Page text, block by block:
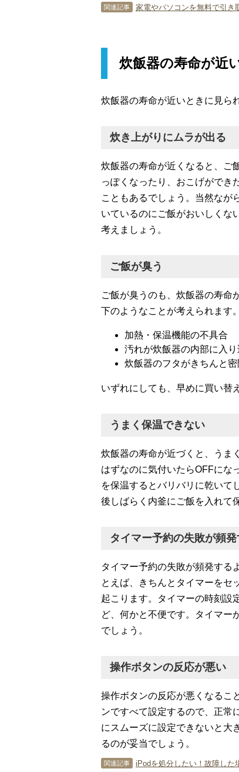
関連記事 家電やパソコンを無料で引き
炊飯器の寿命が近
炊飯器の寿命が近いときに見ら
炊き上がりにムラが出る
炊飯器の寿命が近くなると、ご
っぽくなったり、おこげができ
こともあるでしょう。当然なが
いているのにご飯がおいしくな
考えましょう。
ご飯が臭う
ご飯が臭うのも、炊飯器の寿命
下のようなことが考えられます。
加熱・保温機能の不具合
汚れが炊飯器の内部に入
炊飯器のフタがきちんと
いずれにしても、早めに買い替
うまく保温できない
炊飯器の寿命が近づくと、うま
はずなのに気付いたらOFFにな
を保温するとバリバリに乾いて
後しばらく内釜にご飯を入れて
タイマー予約の失敗が頻発
タイマー予約の失敗が頻発する
とえば、きちんとタイマーをセ
起こります。タイマーの時刻設
ど、何かと不便です。タイマー
でしょう。
操作ボタンの反応が悪い
操作ボタンの反応が悪くなるこ
ンですべて設定するので、正常
にスムーズに設定できないと大
るのが妥当でしょう。
関連記事 iPodを処分したい！故障した